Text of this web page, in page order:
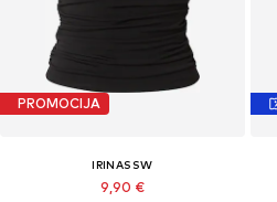
PROMOCIJA
IRINASSW
9,90 €